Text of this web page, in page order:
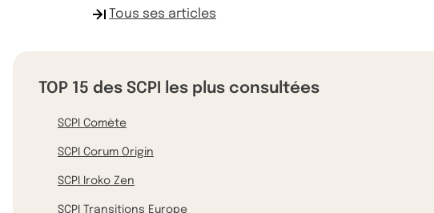
Tous ses articles
TOP 15 des SCPI les plus consultées
SCPI Comète
SCPI Corum Origin
SCPI Iroko Zen
SCPI Transitions Europe